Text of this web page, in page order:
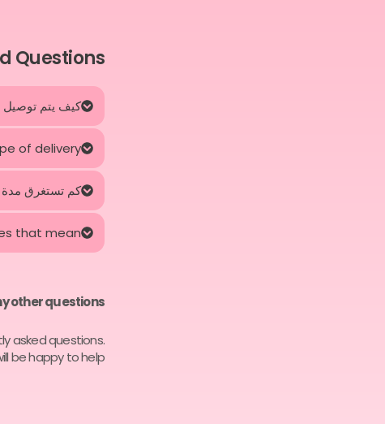
Questions
كيف يتم توصيل
of delivery?
كم تستغرق
that mean?
other questions?
asked questions.
be happy to help.